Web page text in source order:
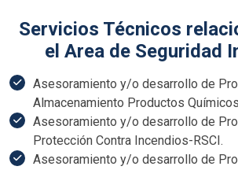
Servicios Técnicos
el Area de Seguridad
Asesoramiento y/o desarrollo de
Almacenamiento Productos
Asesoramiento y/o desarrollo de
Protección Contra Incendios-RSCI.
Asesoramiento y/o desarrollo de